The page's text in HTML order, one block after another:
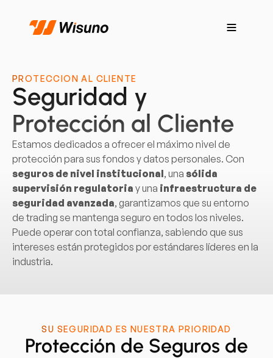
PROTECCIÓN AL CLIENTE
Seguridad y
Protección al Cliente
Estamos dedicados a ofrecer el máximo nivel de
protección para sus fondos y datos personales. Con
seguros de nivel institucional, una sólida
supervisión regulatoria y una infraestructura de
seguridad avanzada, garantizamos que su entorno
de trading se mantenga seguro en todos los niveles.
Puede operar con total confianza, sabiendo que sus
intereses están protegidos por estándares líderes en la
industria.
SU SEGURIDAD ES NUESTRA PRIORIDAD
Protección de Seguros de